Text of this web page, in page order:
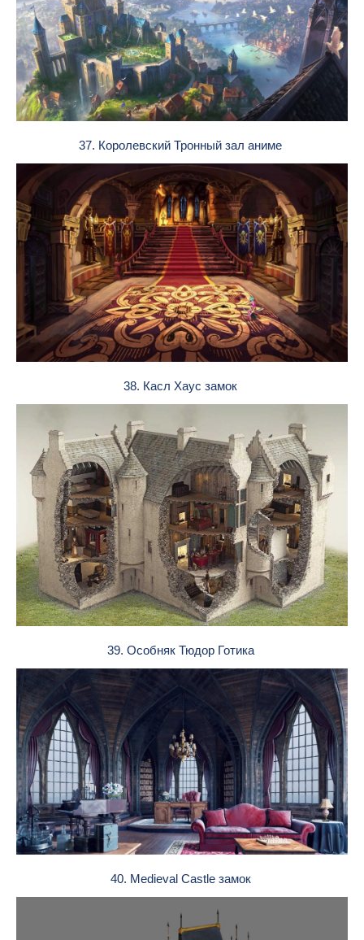
37. Королевский Тронный зал аниме
38. Касл Хаус замок
39. Особняк Тюдор Готика
40. Medieval Castle замок